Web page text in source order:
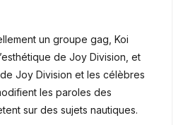
un groupe gag, Koi
de Joy Division, et
Joy Division et les célèbres
les paroles des
sur des sujets nautiques.